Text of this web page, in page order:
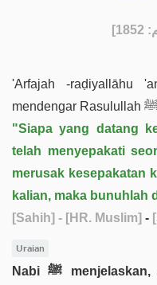
'Arfajah -raḍiyallāhu
"Siapa yang datang
telah menyepakati
merusak kesepakatan
kalian, maka bunuhlah
[Sahih] - [HR. Muslim] -
Uraian
Nabi ﷺ menjelaskan, apabila kaum muslimin telah